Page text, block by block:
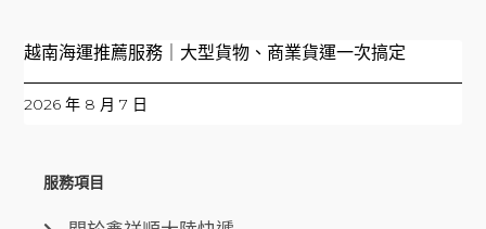
越南海運推薦服務｜大型貨物、商業貨運一次搞定
2026 年 8 月 7 日
服務項目